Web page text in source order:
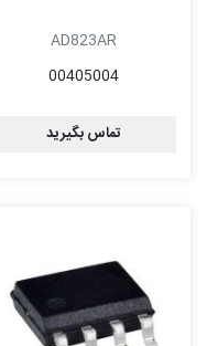
AD823AR
00405004
تماس بگیرید